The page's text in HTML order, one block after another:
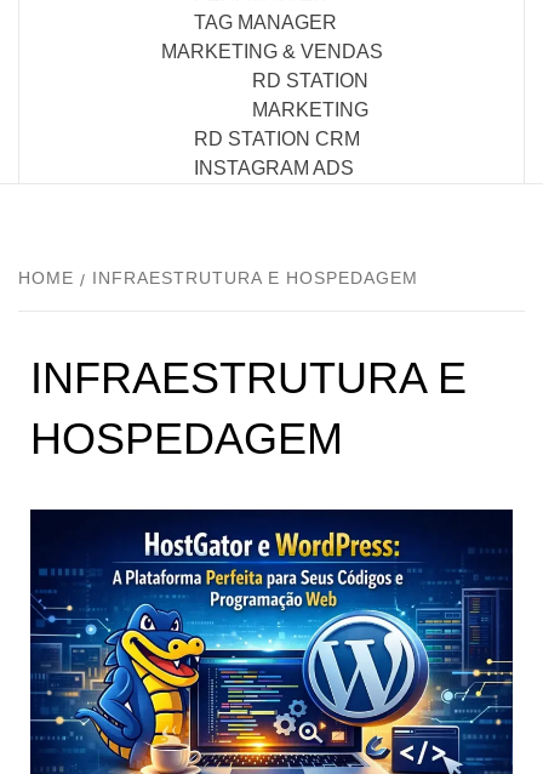
TAG MANAGER
MARKETING & VENDAS
RD STATION
MARKETING
RD STATION CRM
INSTAGRAM ADS
HOME INFRAESTRUTURA E HOSPEDAGEM
INFRAESTRUTURA E
HOSPEDAGEM